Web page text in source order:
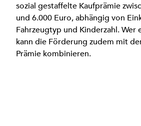
sozial gestaffelte Kaufprämie
und 6.000 Euro, abhängig von
Fahrzeugtyp und Kinderzahl. Wer
kann die Förderung zudem mit
Prämie kombinieren.